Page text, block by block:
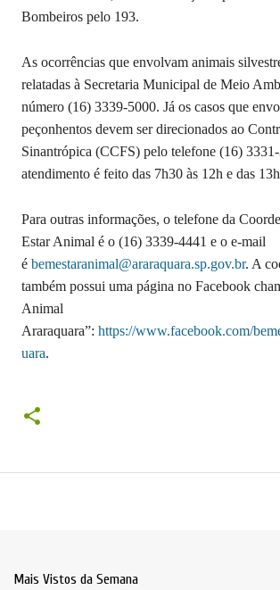
Bombeiros pelo 193.
As ocorrências que envolvam animais
relatadas à Secretaria Municipal de Meio
número (16) 3339-5000. Já os casos que
peçonhentos devem ser direcionados ao
Sinantrópica (CCFS) pelo telefone (16)
atendimento é feito das 7h30 às 12h e das
Para outras informações, o telefone da
Estar Animal é o (16) 3339-4441 e o e-mail
é bemestaranimal@araraquara.sp.gov.br. A
também possui uma página no Facebook
Animal
Araraquara”: https://www.facebook.com/
uara.
Mais Vistos da Semana